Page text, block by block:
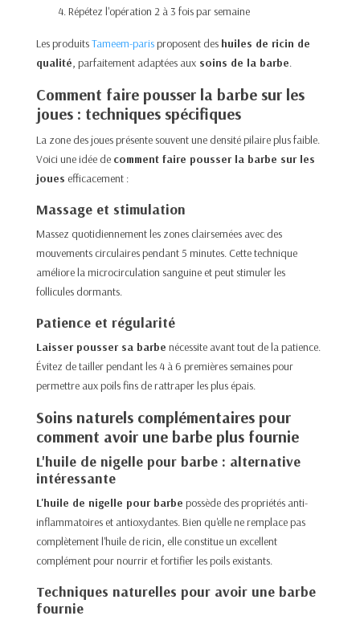
Répétez l'opération 2 à 3 fois par semaine
Les produitsTameem-parisproposent des huiles de ricin de
qualité, parfaitement adaptées aux soins de la barbe.
Comment faire pousser la barbe sur les
joues : techniques spécifiques
La zone des joues présente souvent une densité pilaire plus faible.
Voici une idée de comment faire pousser la barbe sur les
joues efficacement :
Massage et stimulation
Massez quotidiennement les zones clairsemées avec des
mouvements circulaires pendant 5 minutes. Cette technique
améliore la microcirculation sanguine et peut stimuler les
follicules dormants.
Patience et régularité
Laisser pousser sa barbe nécessite avant tout de la patience.
Évitez de tailler pendant les 4 à 6 premières semaines pour
permettre aux poils fins de rattraper les plus épais.
Soins naturels complémentaires pour
comment avoir une barbe plus fournie
L'huile de nigelle pour barbe : alternative
intéressante
L'huile de nigelle pour barbe possède des propriétés anti-
inflammatoires et antioxydantes. Bien qu'elle ne remplace pas
complètement l'huile de ricin, elle constitue un excellent
complément pour nourrir et fortifier les poils existants.
Techniques naturelles pour avoir une barbe
fournie